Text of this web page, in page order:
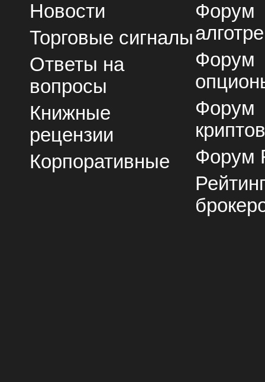
Новости
Торговые сигналы
Ответы на
вопросы
Книжные
рецензии
Корпоративные
Форум
Форум
Форум
Форум